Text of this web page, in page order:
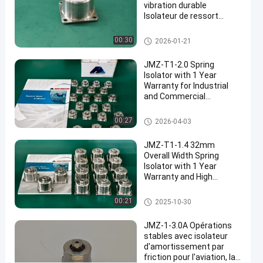
ressort
anti-
Air
conditionné
à isolateur
de ressort
montage
d'un
isolant
de
ressort
00:30
vibration durable
Isolateur de ressort
équipements standard
Isolateur à ressort
2026-01-21
00:27
JMZ-T1-2.0 Spring
Isolator with 1 Year
Warranty for Industrial
and Commercial
Shock Absorption
Isolateur à ressort
2026-04-03
00:21
JMZ-T1-1.4 32mm
Overall Width Spring
Isolator with 1 Year
Warranty and High
Vibration Isolation
Isolateur à ressort
2025-10-30
JMZ-1-3.0A Opérations
stables avec isolateur
d'amortissement par
friction pour l'aviation, la